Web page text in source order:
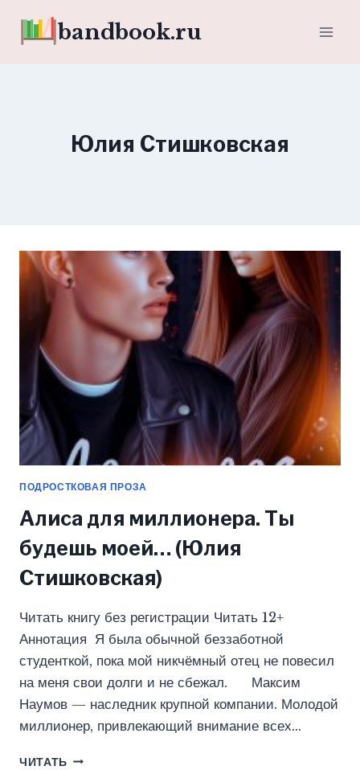
bandbook.ru
Юлия Стишковская
ПОДРОСТКОВАЯ ПРОЗА
Алиса для миллионера. Ты
будешь моей… (Юлия
Стишковская)
Читать книгу без регистрации Читать 12+
Аннотация Я была обычной беззаботной
студенткой, пока мой никчёмный отец не повесил
на меня свои долги и не сбежал. Максим
Наумов — наследник крупной компании. Молодой
миллионер, привлекающий внимание всех…
ЧИТАТЬ АЛИСА